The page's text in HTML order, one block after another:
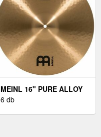
MEINL 16" PURE ALLOY
MEDIUM CRASH
6 db